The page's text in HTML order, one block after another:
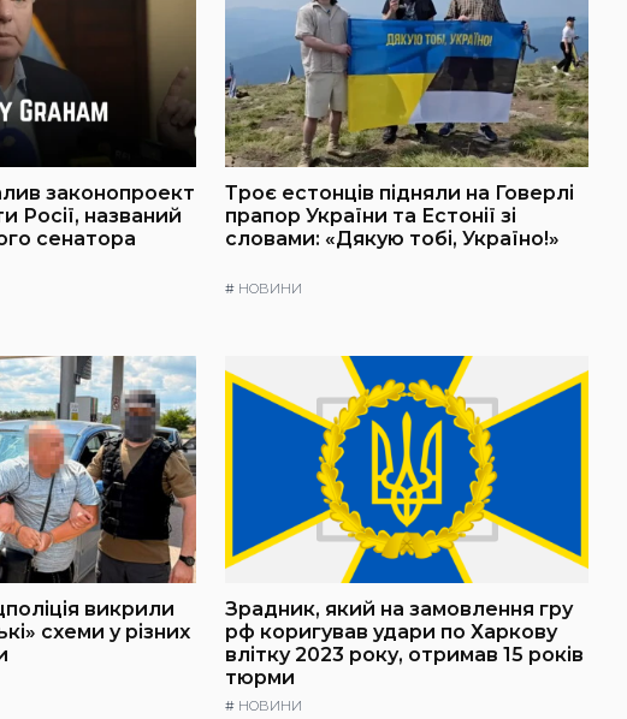
законопроект
Росії, названий
сенатора
Троє естонців підняли на Говерлі
прапор України та Естонії зі
словами: «Дякую тобі, Україно!»
# НОВИНИ
викрили
схеми у різних
Зрадник, який на замовлення гру
рф коригував удари по Харкову
влітку 2023 року, отримав 15 років
тюрми
# НОВИНИ